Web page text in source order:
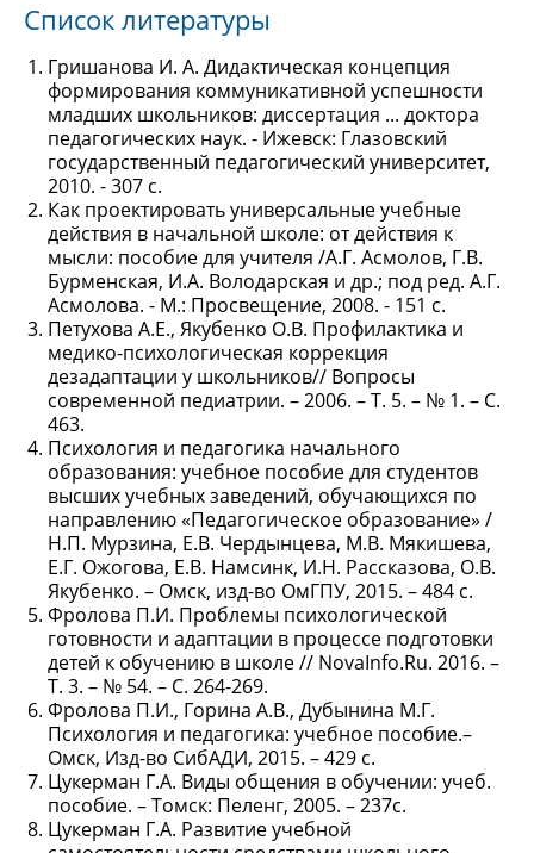
Список литературы
Гришанова И. А. Дидактическая концепция
формирования коммуникативной успешности
младших школьников: диссертация ... доктора
педагогических наук. - Ижевск: Глазовский
государственный педагогический университет,
2010. - 307 с.
Как проектировать универсальные учебные
действия в начальной школе: от действия к
мысли: пособие для учителя /А.Г. Асмолов, Г.В.
Бурменская, И.А. Володарская и др.; под ред. А.Г.
Асмолова. - М.: Просвещение, 2008. - 151 с.
Петухова А.Е., Якубенко О.В. Профилактика и
медико-психологическая коррекция
дезадаптации у школьников// Вопросы
современной педиатрии. – 2006. – Т. 5. – № 1. – С.
463.
Психология и педагогика начального
образования: учебное пособие для студентов
высших учебных заведений, обучающихся по
направлению «Педагогическое образование» /
Н.П. Мурзина, Е.В. Чердынцева, М.В. Мякишева,
Е.Г. Ожогова, Е.В. Намсинк, И.Н. Рассказова, О.В.
Якубенко. – Омск, изд-во ОмГПУ, 2015. – 484 с.
Фролова П.И. Проблемы психологической
готовности и адаптации в процессе подготовки
детей к обучению в школе // NovaInfo.Ru. 2016. –
Т. 3. – № 54. – С. 264-269.
Фролова П.И., Горина А.В., Дубынина М.Г.
Психология и педагогика: учебное пособие.–
Омск, Изд-во СибАДИ, 2015. – 429 с.
Цукерман Г.А. Виды общения в обучении: учеб.
пособие. – Томск: Пеленг, 2005. – 237с.
Цукерман Г.А. Развитие учебной